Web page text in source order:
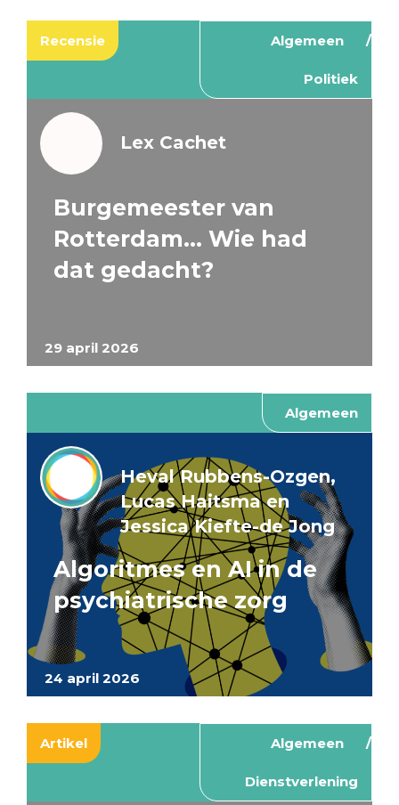
Recensie Algemeen
Politiek
29 april 2026
Lex Cachet
Burgemeester van
Rotterdam… Wie had
dat gedacht?
Algemeen
24 april 2026
Heval Rubbens-Ozgen,
Lucas Haitsma en
Jessica Kiefte-de Jong
Algoritmes en AI in de
psychiatrische zorg
Artikel Algemeen
Dienstverlening